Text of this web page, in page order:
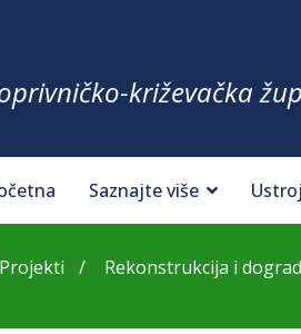
križevačka
Saznajte više Ustroj
Projekti Rekonstrukcija i